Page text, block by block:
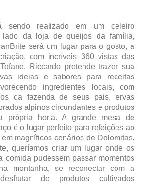
sendo realizado em um celeiro
lado da loja de queijos da família,
será um lugar para o gosto, a
com incríveis 360 vistas das
Riccardo pretende trazer sua
ideias e sabores para receitas
ingredientes locais, com
da fazenda de seus pais, ervas
alpinos circundantes e produtos
própria horta. A grande mesa de
é o lugar perfeito para refeições ao
magníficos cenários de Dolomitas.
queríamos criar um lugar onde os
comida pudessem passar momentos
montanha, se reconectar com a
de produtos cultivados